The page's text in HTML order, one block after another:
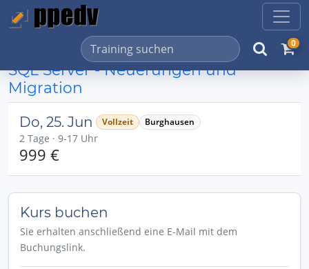
0
SQL Server - Neuerungen und
Migration
Do, 25. Jun Vollzeit Burghausen
2 Tage · 9-17 Uhr
999 €
Kurs buchen
Sie erhalten anschließend eine E-Mail mit dem
Buchungslink.